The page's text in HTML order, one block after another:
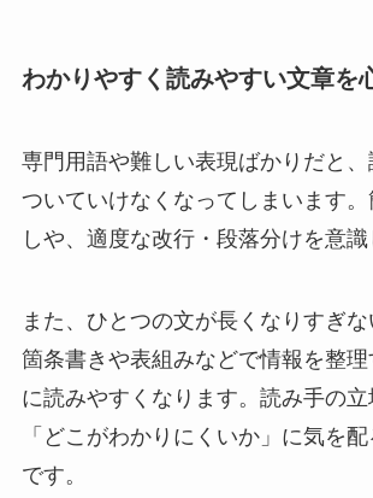
わかりやすく読みやすい文章を
専門用語や難しい表現ばかりだと
ついていけなくなってしまいます。
しや、適度な改行・段落分けを意識
また、ひとつの文が長くなりすぎな
箇条書きや表組みなどで情報を整理
に読みやすくなります。読み手の立
「どこがわかりにくいか」に気を
です。